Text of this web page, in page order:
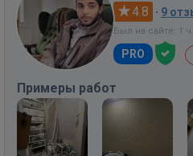
4.8 · 9
Был на сайте: 1
PRO
Примеры работ